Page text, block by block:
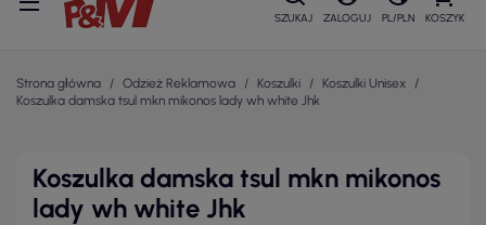
SZUKAJ ZALOGUJ PL/PLN KOSZYK
Strona główna Odzież Reklamowa Koszulki
Koszulki Unisex
Koszulka damska tsul mkn mikonos lady wh white Jhk
Koszulka damska tsul mkn mikonos
lady wh white Jhk